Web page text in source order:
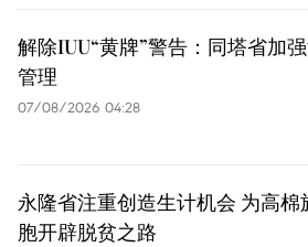
解除IUU“黄牌”警告：同塔省加
管理
07/08/2026 04:28
永隆省注重创造生计机会 为高棉
胞开辟脱贫之路